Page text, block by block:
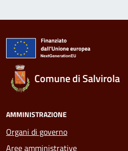
Comune di Salvirola
AMMINISTRAZIONE
Organi di governo
Aree amministrative